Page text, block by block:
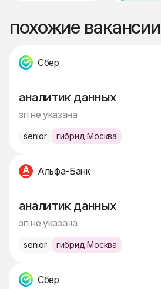
похожие вакансии
Сбер
аналитик данных
зп не указана
senior гибрид Москва
Альфа-Банк
аналитик данных
зп не указана
senior гибрид Москва
Сбер